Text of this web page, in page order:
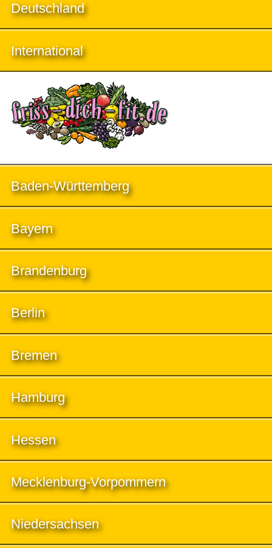
Deutschland
International
Baden-Württemberg
Bayern
Brandenburg
Berlin
Bremen
Hamburg
Hessen
Mecklenburg-Vorpommern
Niedersachsen